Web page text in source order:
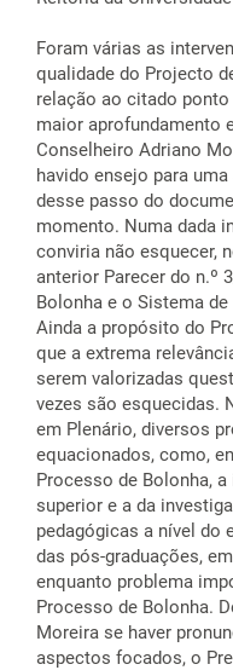
Foram várias as
qualidade do Projecto
relação ao citado
maior aprofundamento
Conselheiro Adriano
havido ensejo para
desse passo do
momento. Numa dada
conviria não esquecer,
anterior Parecer do n.º
Bolonha e o Sistema
Ainda a propósito do
que a extrema
serem valorizadas
vezes são esquecidas.
em Plenário, diversos
equacionados, como,
Processo de Bolonha,
superior e a da
pedagógicas a nível do
das pós-graduações,
enquanto problema
Processo de Bolonha.
Moreira se haver
aspectos focados, o